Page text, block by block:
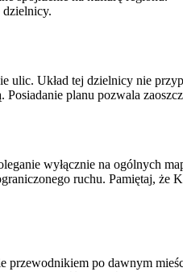
dzielnicy.
ulic. Układ tej dzielnicy nie
planu pozwala
wyłącznie na ogólnych
ruchu. Pamiętaj,
przewodnikiem po dawnym